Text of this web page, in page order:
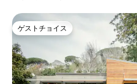
ゲストチョイス
ゲストチョイス